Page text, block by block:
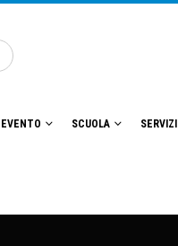
SCUOLA SERVIZI